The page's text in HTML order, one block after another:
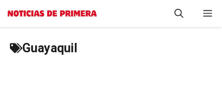
Saltar
Guayaquil